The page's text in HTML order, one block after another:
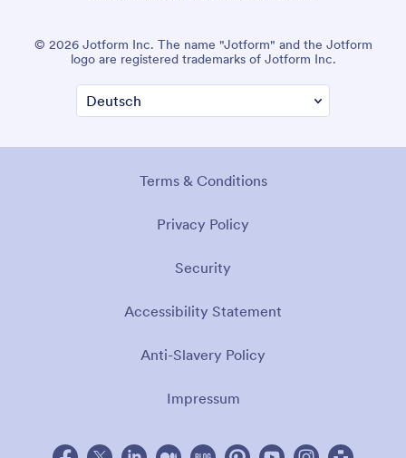
© 2026 Jotform Inc. The name "Jotform" and the Jotform
logo are registered trademarks of Jotform Inc.
Terms & Conditions
Privacy Policy
Security
Accessibility Statement
Anti-Slavery Policy
Impressum